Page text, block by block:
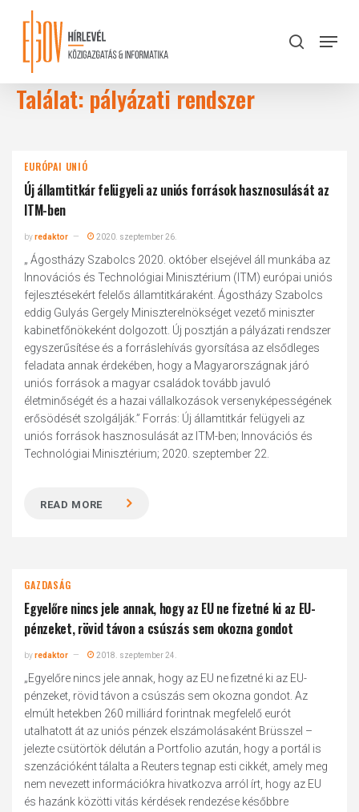
content
search
Menu
Találat: pályázati rendszer
EURÓPAI UNIÓ
Új államtitkár felügyeli az uniós források hasznosulását az
ITM-ben
byredaktor 2020. szeptember 26.
„ Ágostházy Szabolcs 2020. október elsejével áll munkába az
Innovációs és Technológiai Minisztérium (ITM) európai uniós
fejlesztésekért felelős államtitkáraként. Ágostházy Szabolcs
eddig Gulyás Gergely Miniszterelnökséget vezető miniszter
kabinetfőnökeként dolgozott. Új posztján a pályázati rendszer
egyszerűsítése és a forráslehívás gyorsítása az elsődleges
feladata annak érdekében, hogy a Magyarországnak járó
uniós források a magyar családok tovább javuló
életminőségét és a hazai vállalkozások versenyképességének
erősödését szolgálják.” Forrás: Új államtitkár felügyeli az
uniós források hasznosulását az ITM-ben; Innovációs és
Technológiai Minisztérium; 2020. szeptember 22.
READ MORE
GAZDASÁG
Egyelőre nincs jele annak, hogy az EU ne fizetné ki az EU-
pénzeket, rövid távon a csúszás sem okozna gondot
byredaktor 2018. szeptember 24.
„Egyelőre nincs jele annak, hogy az EU ne fizetné ki az EU-
pénzeket, rövid távon a csúszás sem okozna gondot. Az
elmúlt hetekben 260 milliárd forintnak megfelelő eurót
utalhatott át az uniós pénzek elszámolásaként Brüsszel –
jelezte csütörtök délután a Portfolio azután, hogy a portál is
szenzációként tálalta a Reuters tegnap esti cikkét, amely meg
nem nevezett információkra hivatkozva arról írt, hogy az EU
és hazánk közötti vitás kérdések rendezése későbbre
Close